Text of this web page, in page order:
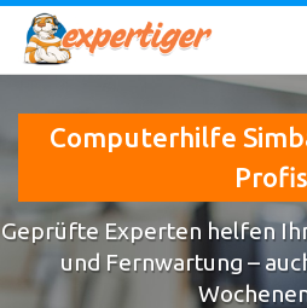
Computerhilfe
Profis
Geprüfte Experten helfen
und Fernwartung –